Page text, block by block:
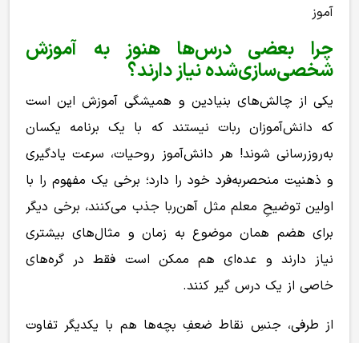
چرا بعضی درس‌ها هنوز به آموزش
شخصی‌سازی‌شده نیاز دارند؟
یکی از چالش‌های بنیادین و همیشگی آموزش این است
که دانش‌آموزان ربات نیستند که با یک برنامه یکسان
به‌روزرسانی شوند! هر دانش‌آموز روحیات، سرعت یادگیری
و ذهنیت منحصربه‌فرد خود را دارد؛ برخی یک مفهوم را با
اولین توضیحِ معلم مثل آهن‌ربا جذب می‌کنند، برخی دیگر
برای هضم همان موضوع به زمان و مثال‌های بیشتری
نیاز دارند و عده‌ای هم ممکن است فقط در گره‌های
خاصی از یک درس گیر کنند.
از طرفی، جنسِ نقاط ضعفِ بچه‌ها هم با یکدیگر تفاوت